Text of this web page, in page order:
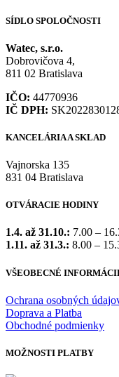
SÍDLO SPOLOČNOSTI
Watec, s.r.o.
Dobrovičova 4,
811 02 Bratislava
IČO: 44770936
IČ DPH:
KANCELÁRIA A SKLAD
Vajnorska 135
831 04 Bratislava
OTVÁRACIE HODINY
1.4. až 31.10.: 7.00 –
1.11. až 31.3.: 8.00 –
VŠEOBECNÉ
Ochrana osobných
Doprava a Platba
Obchodné podmienky
MOŽNOSTI PLATBY